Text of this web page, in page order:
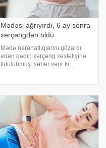
Mədəsi ağrıyırdı, 6 ay sonra
xərçəngdən öldü
Mədə narahatlıqlarını gözardı
edən qadın xərçəng xəstəliyinə
tutulubmuş. xəbər verir ki,
qıcıqlanması problemini
görməzdən gəlib. Simptomların
şiddətlənməs